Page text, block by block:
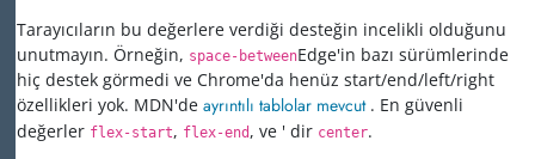
Tarayıcıların bu değerlere verdiği desteğin incelikli olduğunu
unutmayın. Örneğin, space-betweenEdge'in bazı sürümlerinde
hiç destek görmedi ve Chrome'da henüz start/end/left/right
özellikleri yok. MDN'de ayrıntılı tablolar mevcut. En güvenli
değerler flex-start, flex-end , ve ' dir center.